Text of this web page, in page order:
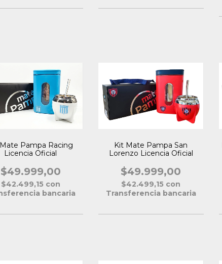
Pampa Racing
Licencia Oficial
$49.999,00
$42.499,15 con
bancaria
Kit Mate Pampa San
Lorenzo Licencia Oficial
$49.999,00
$42.499,15 con
Transferencia bancaria